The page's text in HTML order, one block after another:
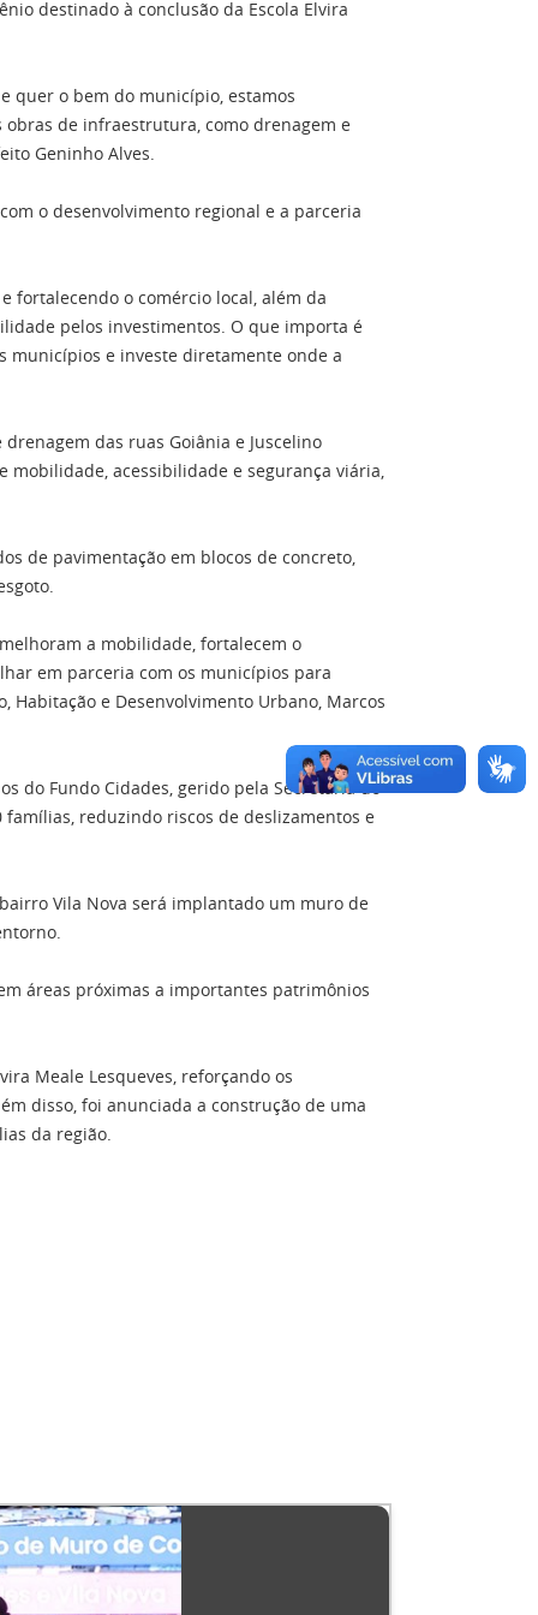
destinado à conclusão da Escola Elvira
quer o bem do município, estamos
de infraestrutura, como drenagem e
Geninho Alves.
o desenvolvimento regional e a parceria
fortalecendo o comércio local, além da
pelos investimentos. O que importa é
municípios e investe diretamente onde a
das ruas Goiânia e Juscelino
mobilidade, acessibilidade e segurança viária,
de pavimentação em blocos de concreto,
a mobilidade, fortalecem o
em parceria com os municípios para
Habitação e Desenvolvimento Urbano, Marcos
do Fundo Cidades, gerido pela Secretaria do
famílias, reduzindo riscos de deslizamentos e
Vila Nova será implantado um muro de
áreas próximas a importantes patrimônios
Meale Lesqueves, reforçando os
disso, foi anunciada a construção de uma
da região.